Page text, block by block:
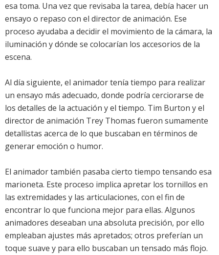
esa toma. Una vez que revisaba la tarea, debía hacer un
ensayo o repaso con el director de animación. Ese
proceso ayudaba a decidir el movimiento de la cámara, la
iluminación y dónde se colocarían los accesorios de la
escena.
Al día siguiente, el animador tenía tiempo para realizar
un ensayo más adecuado, donde podría cerciorarse de
los detalles de la actuación y el tiempo. Tim Burton y el
director de animación Trey Thomas fueron sumamente
detallistas acerca de lo que buscaban en términos de
generar emoción o humor.
El animador también pasaba cierto tiempo tensando esa
marioneta. Este proceso implica apretar los tornillos en
las extremidades y las articulaciones, con el fin de
encontrar lo que funciona mejor para ellas. Algunos
animadores deseaban una absoluta precisión, por ello
empleaban ajustes más apretados; otros preferían un
toque suave y para ello buscaban un tensado más flojo.